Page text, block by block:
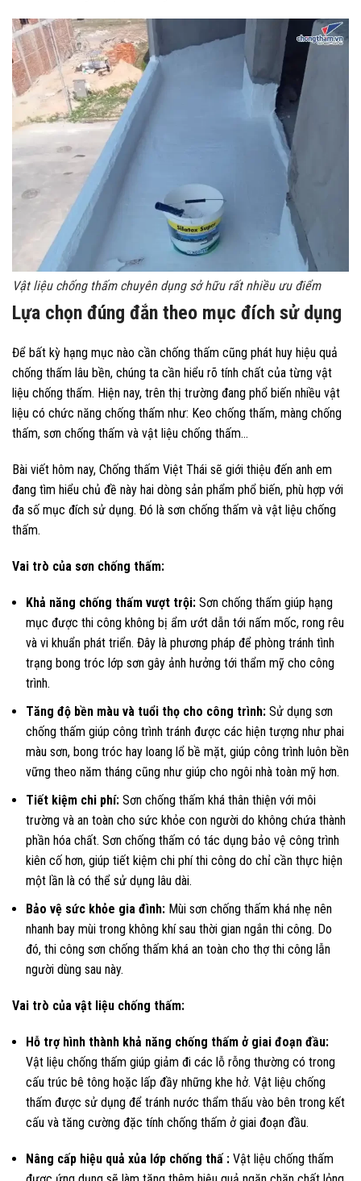
Vật liệu chống thấm chuyên dụng sở hữu rất nhiều ưu điểm
Lựa chọn đúng đắn theo mục đích sử dụng
Để bất kỳ hạng mục nào cần chống thấm cũng phát huy hiệu quả
chống thấm lâu bền, chúng ta cần hiểu rõ tính chất của từng vật
liệu chống thấm. Hiện nay, trên thị trường đang phổ biến nhiều vật
liệu có chức năng chống thấm như: Keo chống thấm, màng chống
thấm, sơn chống thấm và vật liệu chống thấm…
Bài viết hôm nay, Chống thấm Việt Thái sẽ giới thiệu đến anh em
đang tìm hiểu chủ đề này hai dòng sản phẩm phổ biến, phù hợp với
đa số mục đích sử dụng. Đó là sơn chống thấm và vật liệu chống
thấm.
Vai trò của sơn chống thấm:
Khả năng chống thấm vượt trội: Sơn chống thấm giúp hạng
mục được thi công không bị ẩm ướt dẫn tới nấm mốc, rong rêu
và vi khuẩn phát triển. Đây là phương pháp để phòng tránh tình
trạng bong tróc lớp sơn gây ảnh hưởng tới thẩm mỹ cho công
trình.
Tăng độ bền màu và tuổi thọ cho công trình: Sử dụng sơn
chống thấm giúp công trình tránh được các hiện tượng như phai
màu sơn, bong tróc hay loang lổ bề mặt, giúp công trình luôn bền
vững theo năm tháng cũng như giúp cho ngôi nhà toàn mỹ hơn.
Tiết kiệm chi phí: Sơn chống thấm khá thân thiện với môi
trường và an toàn cho sức khỏe con người do không chứa thành
phần hóa chất. Sơn chống thấm có tác dụng bảo vệ công trình
kiên cố hơn, giúp tiết kiệm chi phí thi công do chỉ cần thực hiện
một lần là có thể sử dụng lâu dài.
Bảo vệ sức khỏe gia đình: Mùi sơn chống thấm khá nhẹ nên
nhanh bay mùi trong không khí sau thời gian ngắn thi công. Do
đó, thi công sơn chống thấm khá an toàn cho thợ thi công lẫn
người dùng sau này.
Vai trò của vật liệu chống thấm:
Hỗ trợ hình thành khả năng chống thấm ở giai đoạn đầu:
Vật liệu chống thấm giúp giảm đi các lỗ rỗng thường có trong
cấu trúc bê tông hoặc lấp đầy những khe hở. Vật liệu chống
thấm được sử dụng để tránh nước thẩm thấu vào bên trong kết
cấu và tăng cường đặc tính chống thấm ở giai đoạn đầu.
Nâng cấp hiệu quả xủa lớp chống thấ : Vật liệu chống thấm